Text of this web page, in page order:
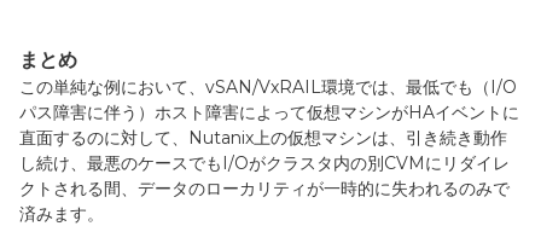
まとめ
この単純な例において、 vSAN/VxRAIL環境では、最低でも（ I/O
パス障害に伴う）ホスト障害によって仮想マシンがHAイベントに
直面するのに対して、
Nutanix上の仮想マシンは、引き続き動作
し続け、最悪のケースでも I/Oがクラスタ内の別CVMにリダイレ
クトされる間、データのローカリティが一時的に失われるのみで
済みます。